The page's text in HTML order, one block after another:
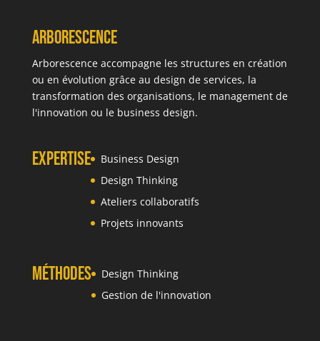
Arborescence
Arborescence accompagne les structures en création
ou en évolution grâce au design de services, la
transformation des organisations, le management de
l'innovation ou le business design.
Expertise
Business Design
Design Thinking
Ateliers collaboratifs
Projets innovants
Méthodes
Design Thinking
Gestion de l'innovation